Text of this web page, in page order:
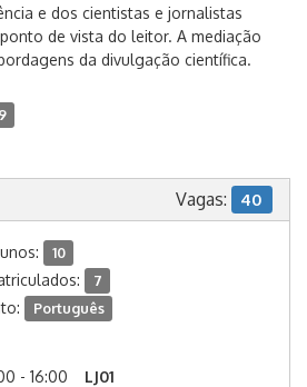
e dos cientistas e jornalistas
de vista do leitor. A mediação
da divulgação científica.
Vagas: 40
10
7
Português
- 16:00
LJ01